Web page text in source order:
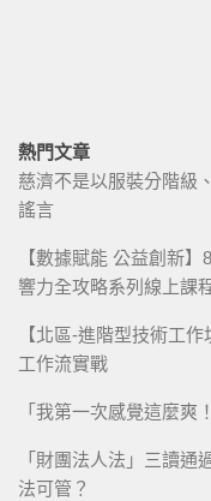
熱門文章
慈濟不是以服裝分階級
謠言
【數據賦能 公益創新
響力全攻略系列線上課
【北區-進階型技術工
工作流實戰
「我第一次感覺這麼
「財團法人法」三讀
法可管？